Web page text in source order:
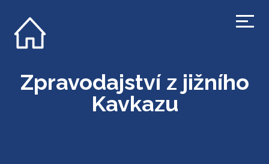
Zpravodajství z jižního
Kavkazu